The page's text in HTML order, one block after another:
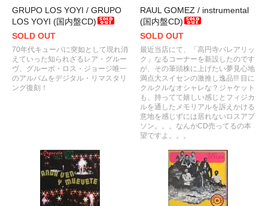
GRUPO LOS YOYI / GRUPO
LOS YOYI (国内盤CD)
SOLD OUT
70年代キューバに突如として現れ消
えていった知られざるレア・グルー
ヴ、グルーポ・ロス・ジョージ唯一
のアルバムをデジタル・リマスタリ
ング復刻！
RAUL GOMEZ / instrumental
(国内盤CD)
SOLD OUT
最近当店にて、「高円寺バレアリッ
ク」なるコーナーを新設したのです
が、その筆頭株に上げたい夢見心地
満点大スイセンの激推し逸品!!! 目に
クルクルなオシャレな？ジャケット
も、持ってて嬉しい感じとフィジカ
ルを通したメモリアルを訴えかける
意地を感じずには居れないロスアプ
ソン。。。なんかCD売ってるの本
望ですよ。。。